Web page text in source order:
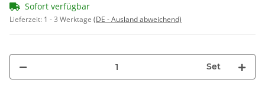
Sofort verfügbar
Lieferzeit: 1 - 3 Werktage (DE - Ausland abweichend)
Set